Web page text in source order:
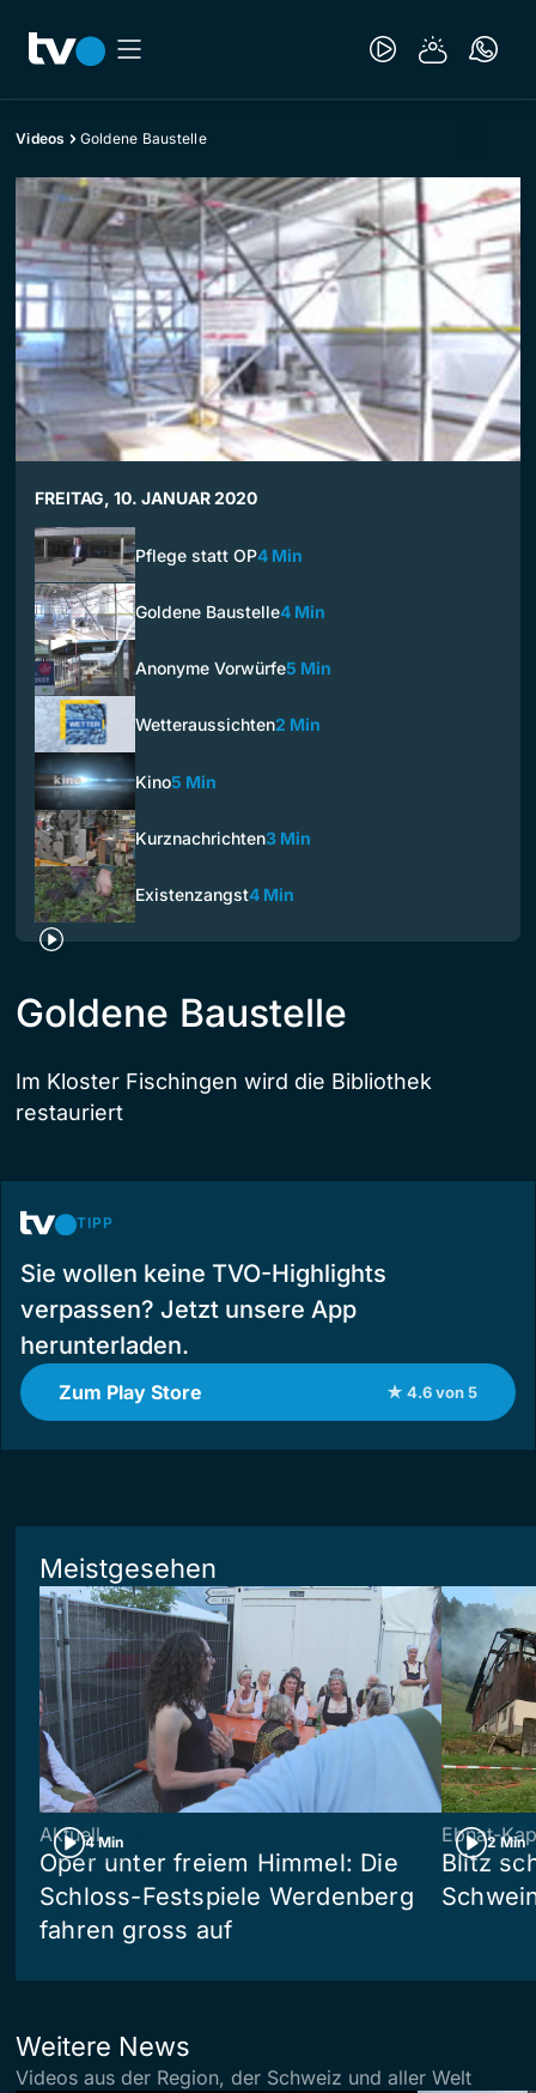
Videos Goldene Baustelle
FREITAG, 10. JANUAR 2020
Pflege statt OP4 Min
Goldene Baustelle4 Min
Anonyme Vorwürfe5 Min
Wetteraussichten2 Min
Kino5 Min
Kurznachrichten3 Min
Existenzangst4 Min
Goldene Baustelle
Im Kloster Fischingen wird die Bibliothek
restauriert
TIPP
Sie wollen keine TVO-Highlights
verpassen? Jetzt unsere App
herunterladen.
Zum Play Store ★ 4.6 von 5
Meistgesehen
4 Min
Aktuell
Oper unter freiem Himmel: Die
Schloss-Festspiele Werdenberg
fahren gross auf
2 Min
Ebnat-
Blitz
Weitere News
Videos aus der Region, der Schweiz und aller Welt